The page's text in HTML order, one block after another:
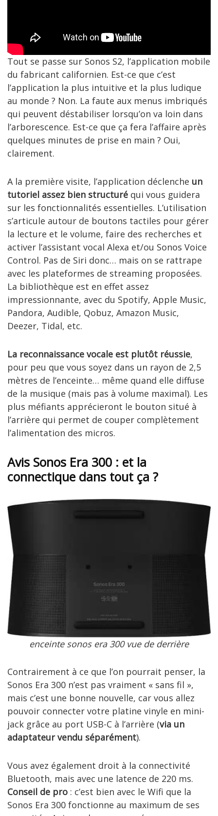
Tout se passe sur Sonos S2, l’application mobile
du fabricant californien. Est-ce que c’est
l’application la plus intuitive et la plus ludique
au monde ? Non. La faute aux menus imbriqués
qui peuvent déstabiliser lorsqu’on va loin dans
l’arborescence. Est-ce que ça fera l’affaire après
quelques minutes de prise en main ? Oui,
clairement.
A la première visite, l’application déclenche un
tutoriel assez bien structuré qui vous guidera
sur les fonctionnalités essentielles. L’utilisation
s’articule autour de boutons tactiles pour gérer
la lecture et le volume, faire des recherches et
activer l’assistant vocal Alexa et/ou Sonos Voice
Control. Pas de Siri donc… mais on se rattrape
avec les plateformes de streaming proposées.
La bibliothèque est en effet assez
impressionnante, avec du Spotify, Apple Music,
Pandora, Audible, Qobuz, Amazon Music,
Deezer, Tidal, etc.
La reconnaissance vocale est plutôt réussie,
pour peu que vous soyez dans un rayon de 2,5
mètres de l’enceinte… même quand elle diffuse
de la musique (mais pas à volume maximal). Les
plus méfiants apprécieront le bouton situé à
l’arrière qui permet de couper complètement
l’alimentation des micros.
Avis Sonos Era 300 : et la
connectique dans tout ça ?
enceinte sonos era 300 vue de derrière
Contrairement à ce que l’on pourrait penser, la
Sonos Era 300 n’est pas vraiment « sans fil »,
mais c’est une bonne nouvelle, car vous allez
pouvoir connecter votre platine vinyle en mini-
jack grâce au port USB-C à l’arrière (via un
adaptateur vendu séparément).
Vous avez également droit à la connectivité
Bluetooth, mais avec une latence de 220 ms.
Conseil de pro : c’est bien avec le Wifi que la
Sonos Era 300 fonctionne au maximum de ses